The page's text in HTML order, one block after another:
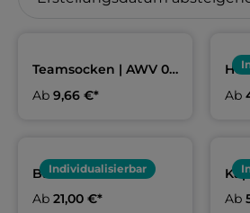
Teamsocken | AWV 09
Ab 9,66 €* Ab
Individualisierbar
Baumwollshirt
Ab 21,00 €*
|Ab